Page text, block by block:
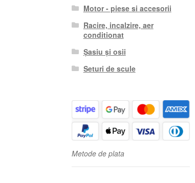
Motor - piese si accesorii
Racire, incalzire, aer
conditionat
Șasiu și osii
Seturi de scule
Metode de plata